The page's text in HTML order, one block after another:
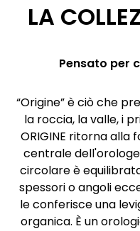
LA
Pensato per
“Origine” è ciò che
la roccia, la valle, i
ORIGINE ritorna
centrale
circolare è
spessori o angoli
le conferisce una
organica. È un